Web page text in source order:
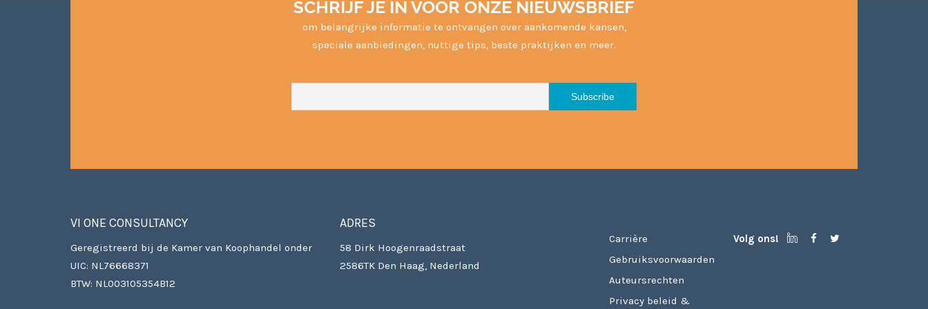
SCHRIJF JE IN VOOR ONZE NIEUWSBRIEF
om belangrijke informatie te ontvangen over aankomende kansen,
speciale aanbiedingen, nuttige tips, beste praktijken en meer.
VI ONE CONSULTANCY
Geregistreerd bij de Kamer van Koophandel onder
UIC: NL76668371
BTW: NL003105354B12
ADRES
58 Dirk Hoogenraadstraat
2586TK Den Haag, Nederland
Carrière
Volg ons!
Gebruiksvoorwaarden
Auteursrechten
Privacy beleid &